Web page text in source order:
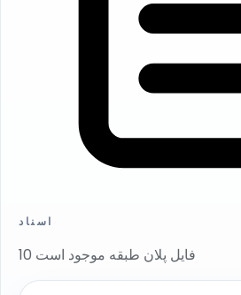
اسناد
10 فایل پلان طبقه موجود است